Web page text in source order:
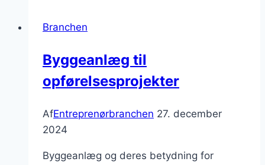
innovation
Branchen
Byggeanlæg til
opførelsesprojekter
AfEntreprenørbranchen 27. december
2024
Byggeanlæg og deres betydning for